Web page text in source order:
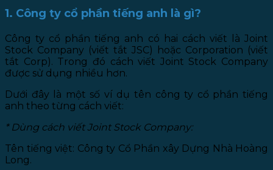
1. Công ty cổ phần tiếng anh là gì?
Công ty cổ phần tiếng anh có hai cách viết là Joint
Stock Company (viết tắt JSC) hoặc Corporation (viết
tắt Corp). Trong đó cách viết Joint Stock Company
được sử dụng nhiều hơn.
Dưới đây là một số ví dụ tên công ty cổ phần tiếng
anh theo từng cách viết:
* Dùng cách viết Joint Stock Company:
Tên tiếng việt: Công ty Cổ Phần xây Dựng Nhà Hoàng
Long.